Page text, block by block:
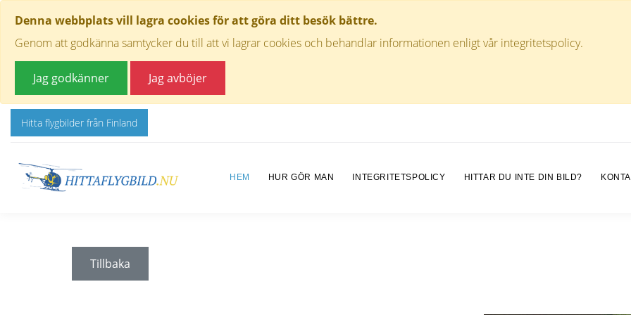
Denna webbplats vill lagra cookies för att göra ditt besök bättre.
Genom att godkänna samtycker du till att vi lagrar cookies och behandlar informationen enligt vår integritetspolicy.
Jag godkänner Jag avböjer
Hitta flygbilder från Finland
HEM HUR GÖR MAN INTEGRITETSPOLICY HITTAR DU INTE DIN BILD?
Tillbaka